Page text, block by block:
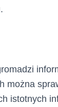
można
istotnych